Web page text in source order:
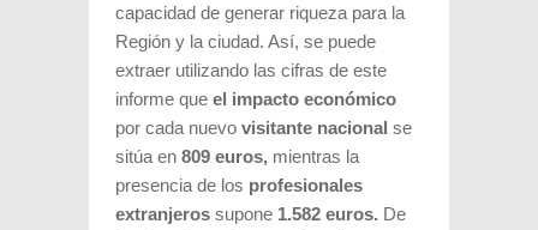
capacidad de generar riqueza para la
Región y la ciudad. Así, se puede
extraer utilizando las cifras de este
informe que el impacto económico
por cada nuevo visitante nacional se
sitúa en 809 euros, mientras la
presencia de los profesionales
extranjeros supone 1.582 euros. De